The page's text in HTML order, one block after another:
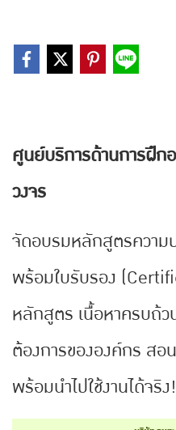
ศูนย์บริการด้านการฝึก
วงจร
จัดอบรมหลักสูตรความ
พร้อมใบรับรอง
หลักสูตร เนื้อหาครบถ้
ต้องการขององค์กร สอ
พร้อมนำไปใช้งานได้จริง!